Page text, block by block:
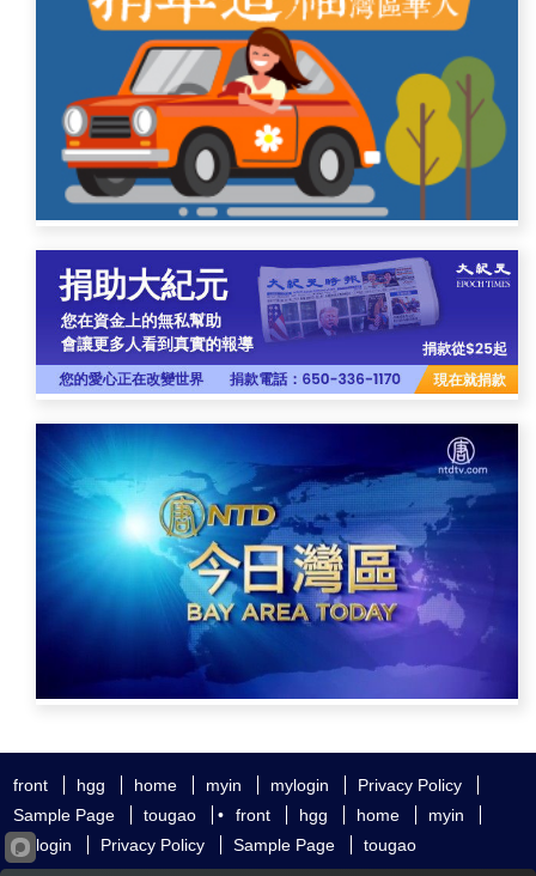
front hgg home myin mylogin
Privacy Policy
Sample Page
tougao • front hgg home
myin
mylogin
Privacy Policy Sample Page tougao